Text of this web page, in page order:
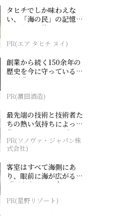
タヒチでしか味わえな
い、「海の民」の記憶へ
とつながる旅
PR(エア タヒチ ヌイ)
創業から続く150余年の
歴史を今に守っている濵
田酒造
PR(濵田酒造)
最先端の技術と技術者た
ちの熱い気持ちによって
作られているオーダーメ
イド補聴器
PR(ソノヴァ・ジャパン株
式会社)
客室はすべて海側にあ
り、眼前に海が広がる
『西表島ホテル by 星野
PR(星野リゾート)